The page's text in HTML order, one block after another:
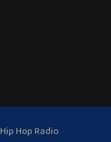
Hip Hop Radio